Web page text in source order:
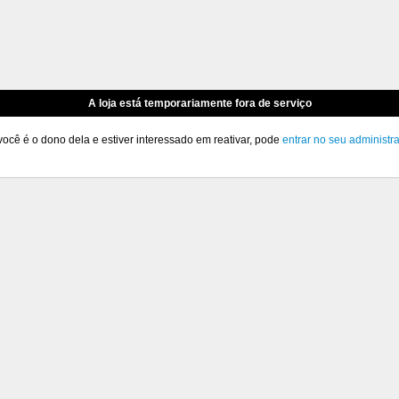
A loja está temporariamente fora de serviço
é o dono dela e estiver interessado em reativar, pode entrar no seu